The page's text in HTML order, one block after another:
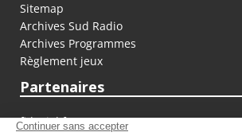
Sitemap
Archives Sud Radio
Archives Programmes
Règlement jeux
Partenaires
fiducial.fr